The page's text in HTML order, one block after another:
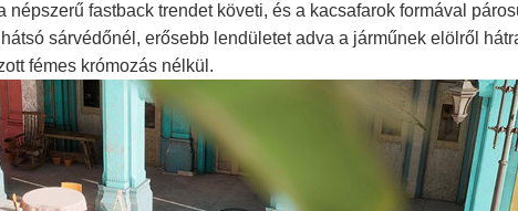
fastback trendet követi, és a kacsafarok formával
sárvédőnél, erősebb lendületet adva a járműnek elölről
fémes krómozás nélkül.